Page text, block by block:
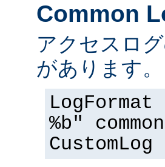
Common
アクセスロ
があります。
%b" common